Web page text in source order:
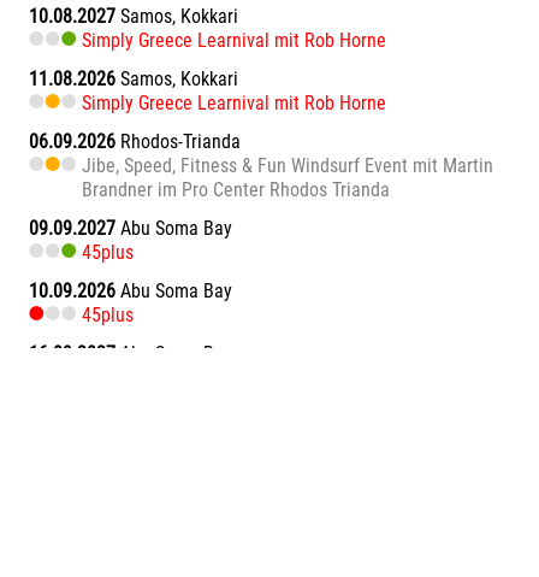
10.08.2027 Samos, Kokkari
Simply Greece Learnival mit Rob Horne
11.08.2026 Samos, Kokkari
Simply Greece Learnival mit Rob Horne
06.09.2026 Rhodos-Trianda
Jibe, Speed, Fitness & Fun Windsurf Event mit Martin
Brandner im Pro Center Rhodos Trianda
09.09.2027 Abu Soma Bay
45plus
10.09.2026 Abu Soma Bay
45plus
16.09.2027 Abu Soma Bay